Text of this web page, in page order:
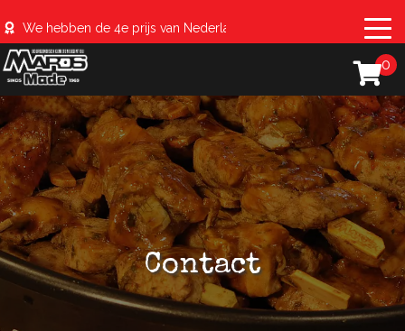
We hebben de 4e prijs van Nederland behaald met de
0
Contact